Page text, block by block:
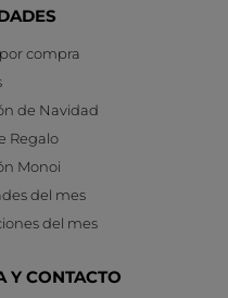
compra
de Navidad
Regalo
Monoi
del mes
del mes
Y CONTACTO